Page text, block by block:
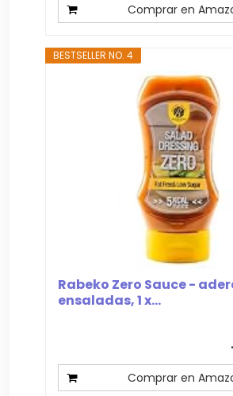
Comprar en
BESTSELLER NO. 4
Rabeko Zero Sauce -
ensaladas, 1 x...
Comprar en